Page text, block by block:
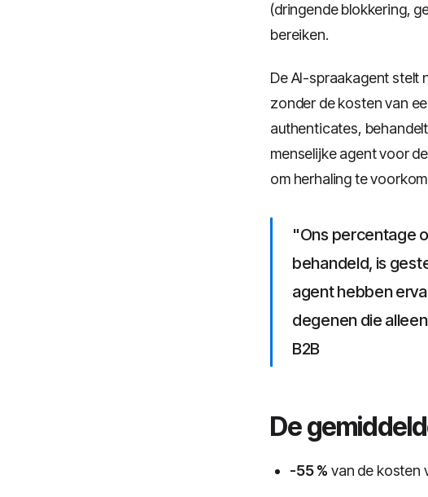
(dringende blokkering,
bereiken.
De AI-spraakagent stelt
zonder de kosten van
authenticates,
menselijke agent voor
om herhaling te
"Ons percentage
behandeld, is
agent hebben
degenen die
B2B
De
-55 % van de kosten